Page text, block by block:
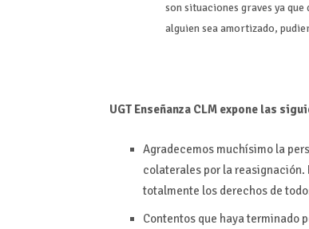
son situaciones graves ya que
alguien sea amortizado,
UGT Enseñanza CLM expone las
Agradecemos muchísimo la
colaterales por la reasignación.
totalmente los derechos de
Contentos que haya terminado